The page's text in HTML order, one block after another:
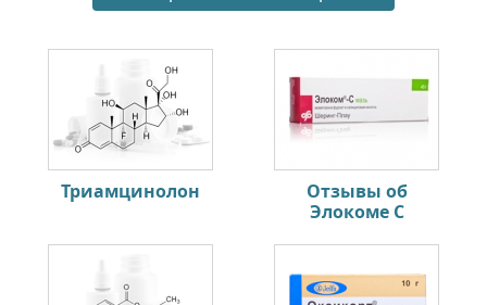
Триамцинолон
Отзывы об
Элокоме С